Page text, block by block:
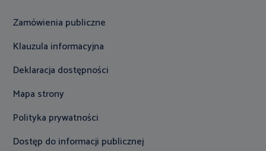
Zamówienia publiczne
Klauzula informacyjna
Deklaracja dostępności
Mapa strony
Polityka prywatności
Dostęp do informacji publicznej